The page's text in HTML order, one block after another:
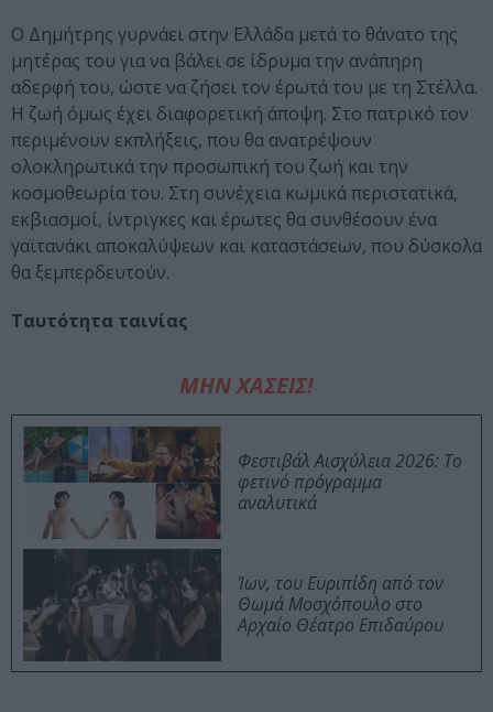
Ο Δημήτρης γυρνάει στην Ελλάδα μετά το θάνατο της
μητέρας του για να βάλει σε ίδρυμα την ανάπηρη
αδερφή του, ώστε να ζήσει τον έρωτά του με τη Στέλλα.
Η ζωή όμως έχει διαφορετική άποψη. Στο πατρικό τον
περιμένουν εκπλήξεις, που θα ανατρέψουν
ολοκληρωτικά την προσωπική του ζωή και την
κοσμοθεωρία του. Στη συνέχεια κωμικά περιστατικά,
εκβιασμοί, ίντριγκες και έρωτες θα συνθέσουν ένα
γαϊτανάκι αποκαλύψεων και καταστάσεων, που δύσκολα
θα ξεμπερδευτούν.
Ταυτότητα ταινίας
ΜΗΝ ΧΑΣΕΙΣ!
Φεστιβάλ Αισχύλεια 2026: Το
φετινό πρόγραμμα
αναλυτικά
Ίων, του Ευριπίδη από τον
Θωμά Μοσχόπουλο στο
Αρχαίο Θέατρο Επιδαύρου